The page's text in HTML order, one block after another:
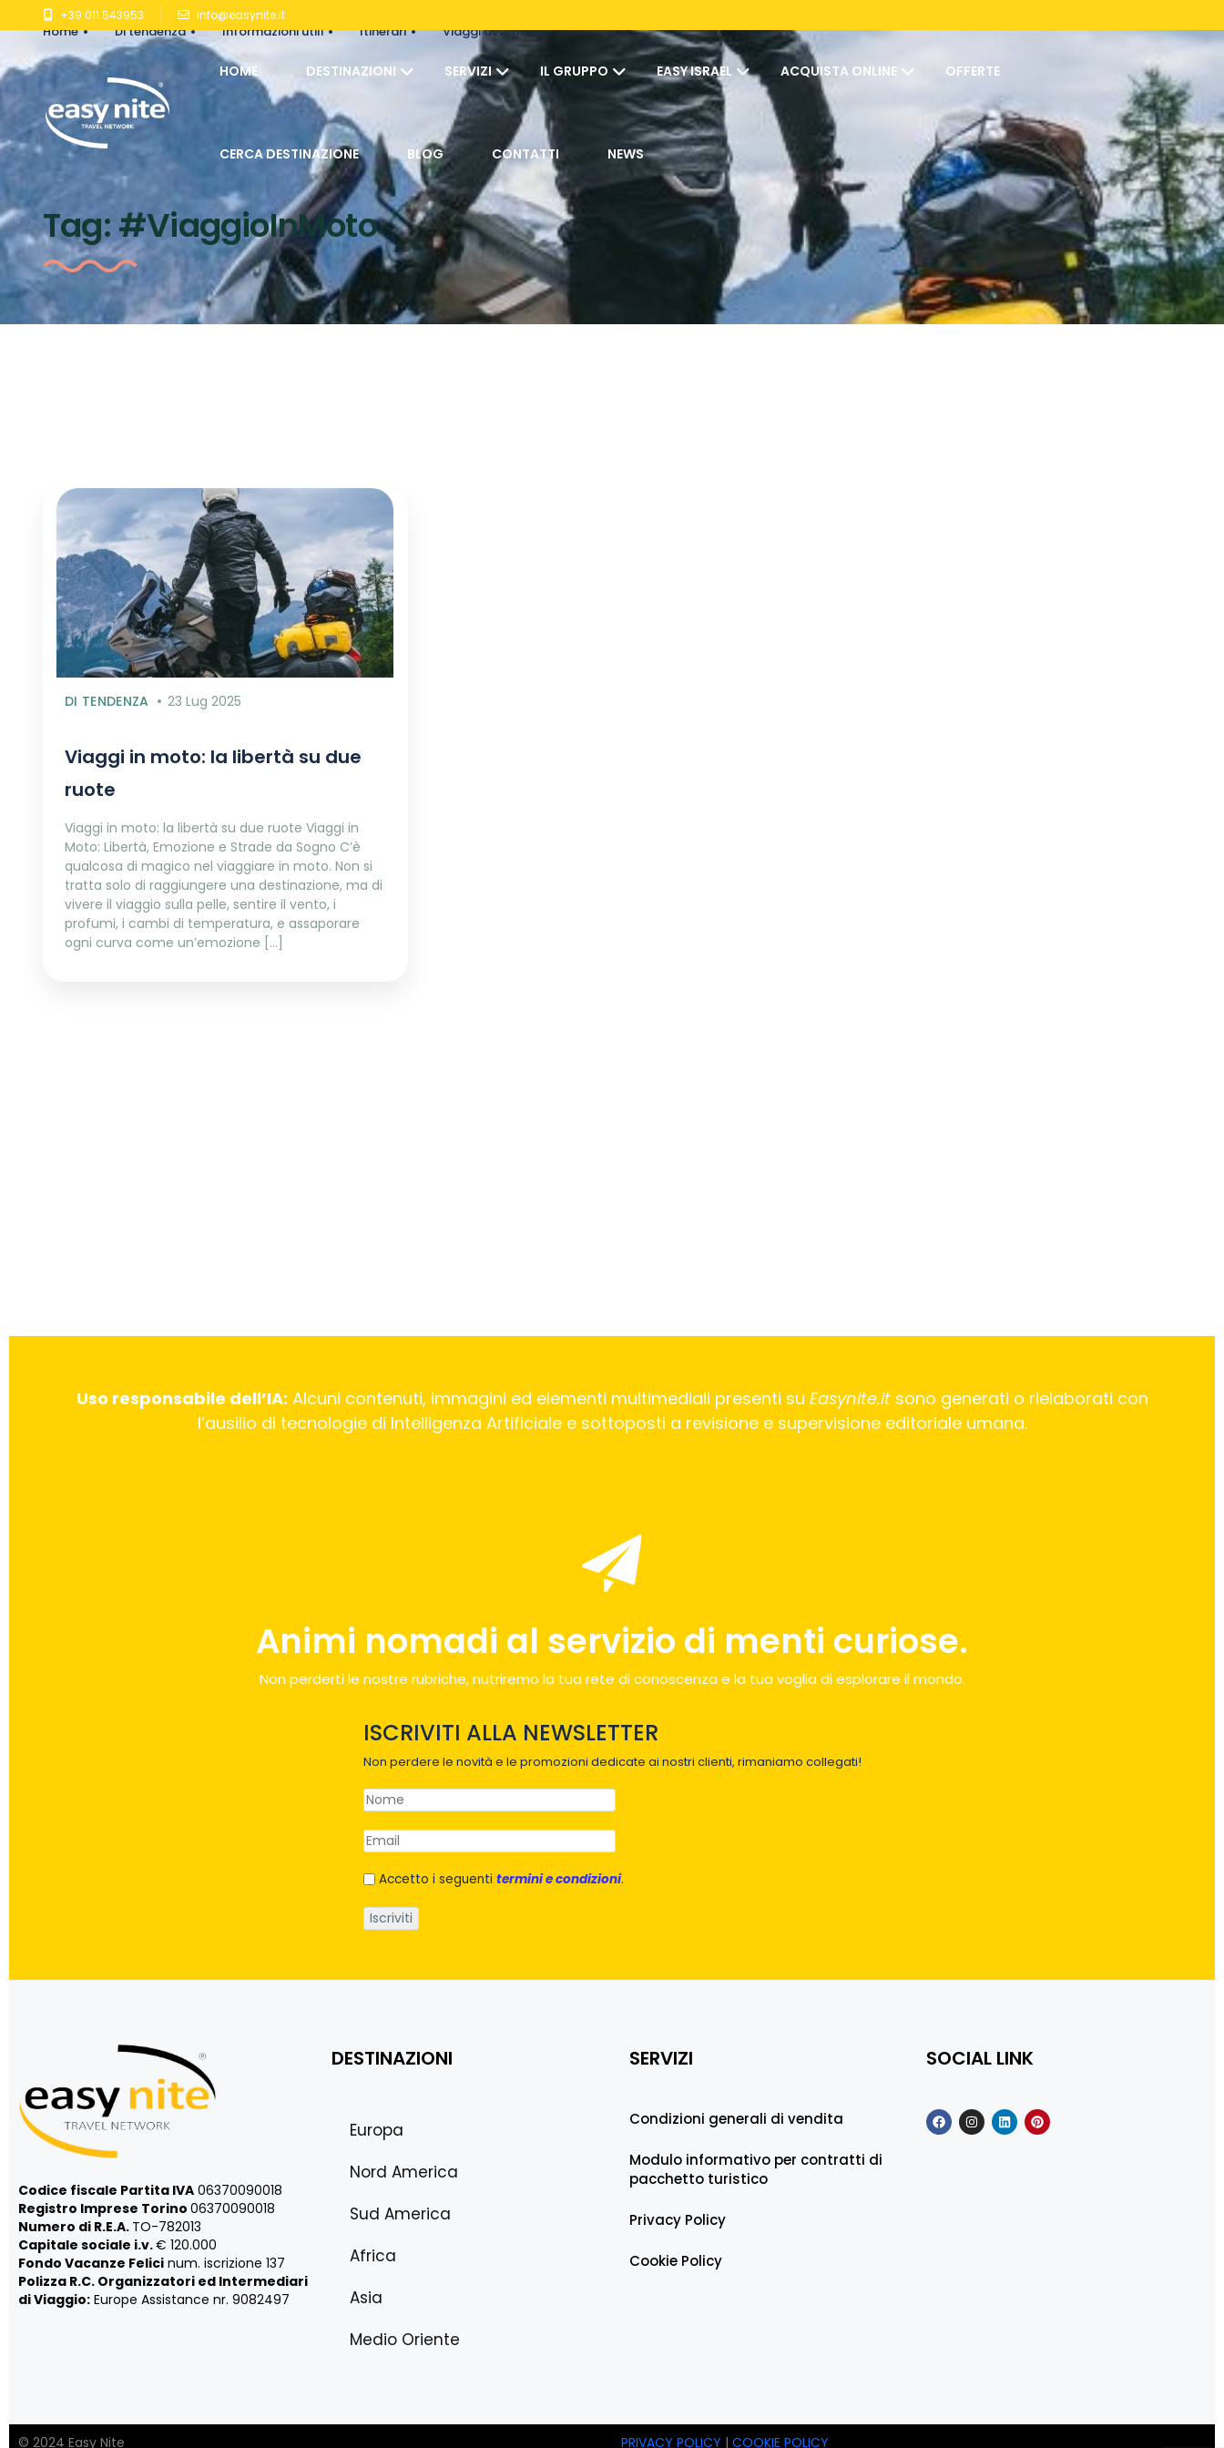
+39 011 543953 info@easynite.it
HOME DESTINAZIONI SERVIZI IL GRUPPO EASY ISRAEL ACQUISTA ONLINE OFFERTE
CERCA DESTINAZIONE BLOG CONTATTI NEWS
Tag:#ViaggioInMoto
Home Di tendenza Informazioni utili Itinerari Viaggi avventura
DI TENDENZA 23 Lug 2025
Viaggi in moto: la libertà su due
ruote
Viaggi in moto: la libertà su due ruote Viaggi in
Moto: Libertà, Emozione e Strade da Sogno C’è
qualcosa di magico nel viaggiare in moto. Non si
tratta solo di raggiungere una destinazione, ma di
vivere il viaggio sulla pelle, sentire il vento, i
profumi, i cambi di temperatura, e assaporare
ogni curva come un’emozione […]
Uso responsabile dell’IA: Alcuni contenuti, immagini ed elementi multimediali presenti su Easynite.itsono generati o rielaborati con
l’ausilio di tecnologie di Intelligenza Artificiale e sottoposti a revisione e supervisione editoriale umana.
Animi nomadi al servizio di menti curiose.
Non perderti le nostre rubriche, nutriremo la tua rete di conoscenza e la tua voglia di esplorare il mondo.
ISCRIVITI ALLA NEWSLETTER
Non perdere le novità e le promozioni dedicate ai nostri clienti, rimaniamo collegati!
Accetto i seguenti termini e condizioni.
Codice fiscale Partita IVA 06370090018
Registro Imprese Torino 06370090018
Numero di R.E.A. TO-782013
Capitale sociale i.v.€ 120.000
Fondo Vacanze Felici num. iscrizione 137
Polizza R.C. Organizzatori ed Intermediari
di Viaggio: Europe Assistance nr. 9082497
DESTINAZIONI
Europa
Nord America
Sud America
Africa
Asia
Medio Oriente
SERVIZI
Condizioni generali di vendita
Modulo informativo per contratti di
pacchetto turistico
Privacy Policy
Cookie Policy
SOCIAL LINK
© 2024 Easy Nite PRIVACY POLICY | COOKIE POLICY